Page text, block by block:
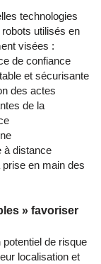
technologies
utilisés en
visées :
de confiance
et sécurisante
des actes
de la
à distance
prise en main des
» favoriser
de risque
localisation et